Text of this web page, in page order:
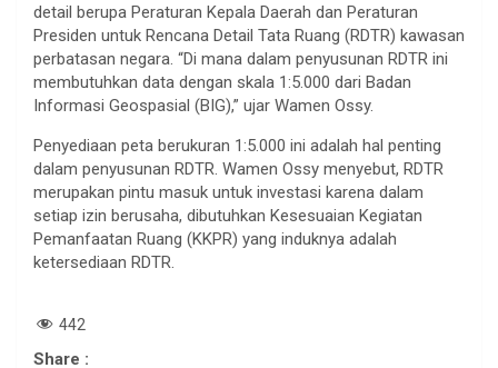
detail berupa Peraturan Kepala Daerah dan Peraturan
Presiden untuk Rencana Detail Tata Ruang (RDTR) kawasan
perbatasan negara. “Di mana dalam penyusunan RDTR ini
membutuhkan data dengan skala 1:5.000 dari Badan
Informasi Geospasial (BIG),” ujar Wamen Ossy.
Penyediaan peta berukuran 1:5.000 ini adalah hal penting
dalam penyusunan RDTR. Wamen Ossy menyebut, RDTR
merupakan pintu masuk untuk investasi karena dalam
setiap izin berusaha, dibutuhkan Kesesuaian Kegiatan
Pemanfaatan Ruang (KKPR) yang induknya adalah
ketersediaan RDTR.
442
Share :